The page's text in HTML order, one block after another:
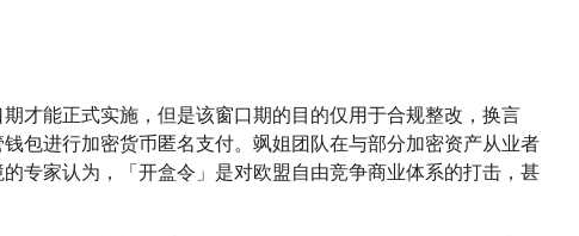
才能正式实施，但是该窗口期的目的仅用于合规整改，换言
包进行加密货币匿名支付。飒姐团队在与部分加密资产从业者
专家认为，「开盒令」是对欧盟自由竞争商业体系的打击，甚